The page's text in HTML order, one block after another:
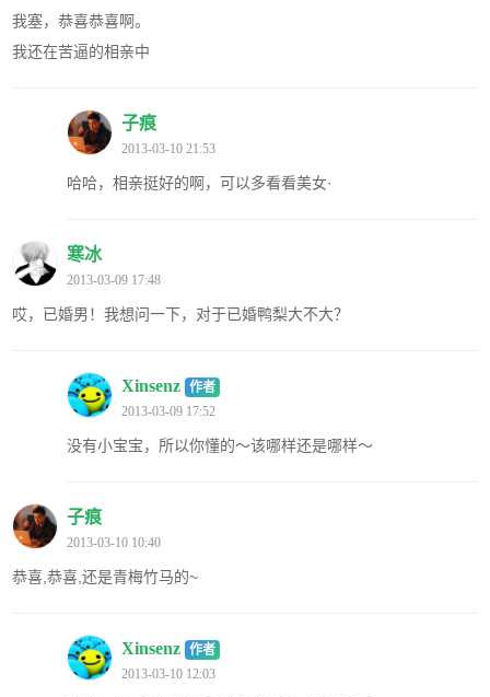
我塞，恭喜恭喜啊。
我还在苦逼的相亲中
子痕
2013-03-10 21:53
哈哈，相亲挺好的啊，可以多看看美女·
寒冰
2013-03-09 17:48
哎，已婚男！我想问一下，对于已婚鸭梨大不大？
Xinsenz 作者
2013-03-09 17:52
没有小宝宝，所以你懂的～该哪样还是哪样～
子痕
2013-03-10 10:40
恭喜,恭喜,还是青梅竹马的~
Xinsenz 作者
2013-03-10 12:03